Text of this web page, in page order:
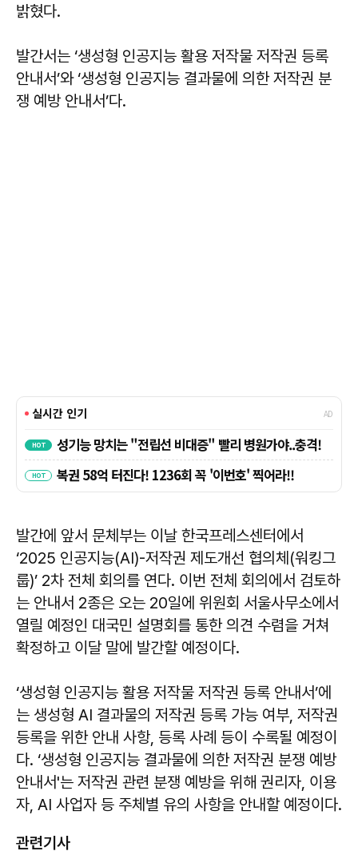
밝혔다.
발간서는 ‘생성형 인공지능 활용 저작물 저작권 등록
안내서’와 ‘생성형 인공지능 결과물에 의한 저작권 분
쟁 예방 안내서’다.
발간에 앞서 문체부는 이날 한국프레스센터에서
‘2025 인공지능(AI)-저작권 제도개선 협의체(워킹그
룹)’ 2차 전체 회의를 연다. 이번 전체 회의에서 검토하
는 안내서 2종은 오는 20일에 위원회 서울사무소에서
열릴 예정인 대국민 설명회를 통한 의견 수렴을 거쳐
확정하고 이달 말에 발간할 예정이다.
‘생성형 인공지능 활용 저작물 저작권 등록 안내서’에
는 생성형 AI 결과물의 저작권 등록 가능 여부, 저작권
등록을 위한 안내 사항, 등록 사례 등이 수록될 예정이
다. ‘생성형 인공지능 결과물에 의한 저작권 분쟁 예방
안내서'는 저작권 관련 분쟁 예방을 위해 권리자, 이용
자, AI 사업자 등 주체별 유의 사항을 안내할 예정이다.
관련기사